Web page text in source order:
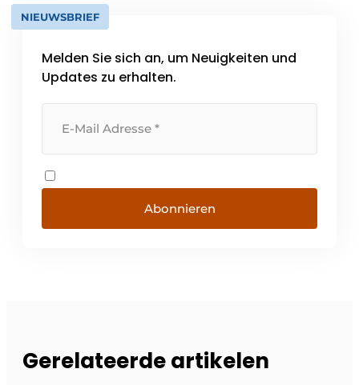
NIEUWSBRIEF
Melden Sie sich an, um Neuigkeiten und
Updates zu erhalten.
Abonnieren
Gerelateerde artikelen